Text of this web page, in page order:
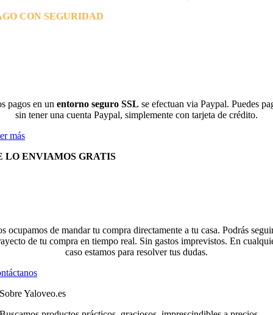
CON SEGURIDAD
pagos en un entorno seguro SSL se efectuan via Paypal. Puedes
sin tener una cuenta Paypal, simplemente con tarjeta de crédito.
más
LO ENVIAMOS GRATIS
ocupamos de mandar tu compra directamente a tu casa. Podrás
de tu compra en tiempo real. Sin gastos imprevistos. En
caso estamos para resolver tus dudas.
Sobre Yaloveo.es